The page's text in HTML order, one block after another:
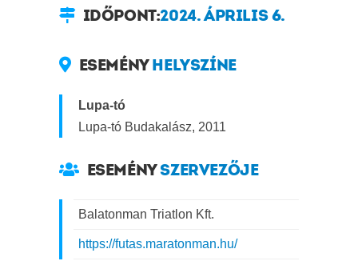
IDŐPONT:2024. ÁPRILIS 6.
ESEMÉNY HELYSZÍNE
Lupa-tó
Lupa-tó Budakalász, 2011
ESEMÉNYSZERVEZŐJE
Balatonman Triatlon Kft.
https://futas.maratonman.hu/